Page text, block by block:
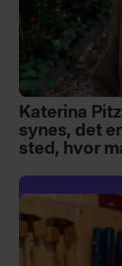
Katerina
synes, det
sted, hvor